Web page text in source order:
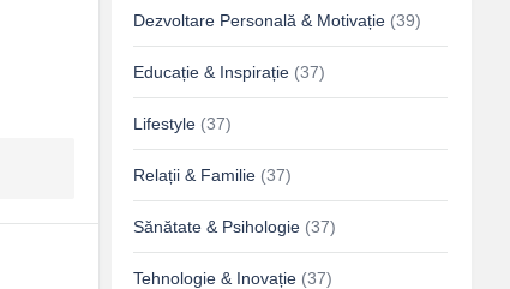
Dezvoltare Personală & Motivație (39)
Educație & Inspirație (37)
Lifestyle (37)
Relații & Familie (37)
Sănătate & Psihologie (37)
Tehnologie & Inovație (37)